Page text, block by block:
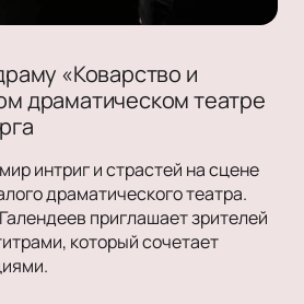
«Коварство и
драматическом театре
интриг и страстей на сцене
драматического театра.
приглашает зрителей
который сочетает